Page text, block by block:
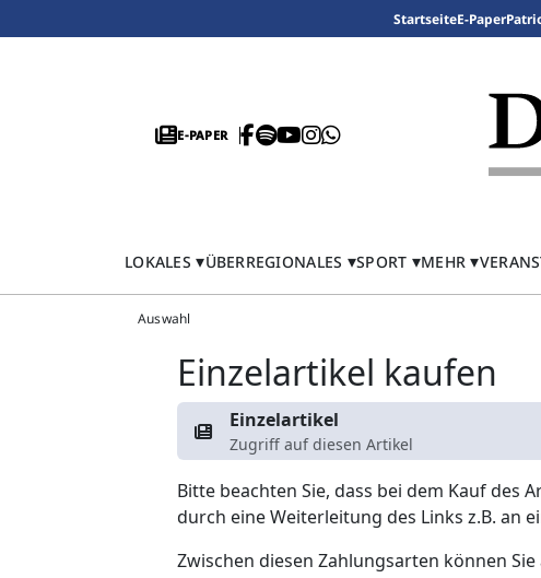
StartseiteE-Paper
E-PAPER
LOKALES ÜBERREGIONALES SPORT MEHR
Auswahl
Einzelartikel kaufen
Einzelartikel
Zugriff auf diesen Artikel
Bitte beachten Sie, dass bei dem Kauf
durch eine Weiterleitung des Links z.B. an
Zwischen diesen Zahlungsarten können Sie